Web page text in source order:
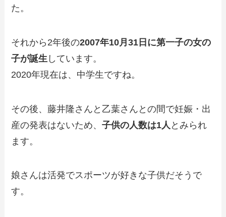
た。
それから2年後の2007年10月31日に第一子の女の
子が誕生 しています。
2020年現在は、中学生ですね。
その後、藤井隆さんと乙葉さんとの間で妊娠・出
産の発表はないため、子供の人数は1人 とみられ
ます。
娘さんは活発でスポーツが好きな子供だそうで
す。